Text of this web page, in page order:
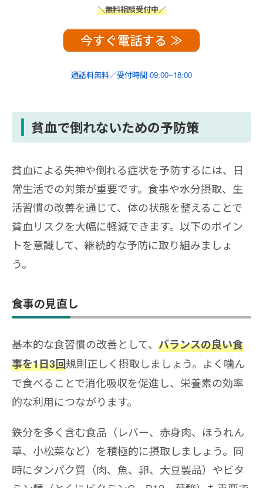
＼無料相談受付中／
今すぐ電話する ≫
通話料無料／受付時間 09:00~18:00
貧血で倒れないための予防策
貧血による失神や倒れる症状を予防するには、日
常生活での対策が重要です。食事や水分摂取、生
活習慣の改善を通じて、体の状態を整えることで
貧血リスクを大幅に軽減できます。以下のポイン
トを意識して、継続的な予防に取り組みましょ
う。
食事の見直し
基本的な食習慣の改善として、 バランスの良い食
事を1日3回規則正しく摂取しましょう。よく噛ん
で食べることで消化吸収を促進し、栄養素の効率
的な利用につながります。
鉄分を多く含む食品（レバー、赤身肉、ほうれん
草、小松菜など）を積極的に摂取しましょう。同
時にタンパク質（肉、魚、卵、大豆製品）やビタ